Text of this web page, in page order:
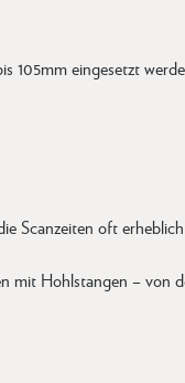
eingesetzt
Scanzeiten oft
Hohlstangen – von